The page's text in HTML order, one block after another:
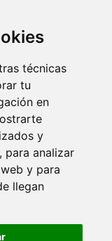
técnicas
tu
en
y
para analizar
y para
llegan
de